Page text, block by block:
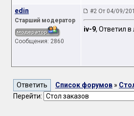
edin
Старший модератор
Сообщения: 2860
#2 От 04/09/
iv-9, Ответил в
Список форумов »
Перейти: